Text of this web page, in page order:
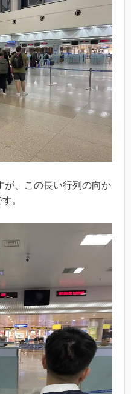
が、この長い行列の向か
。